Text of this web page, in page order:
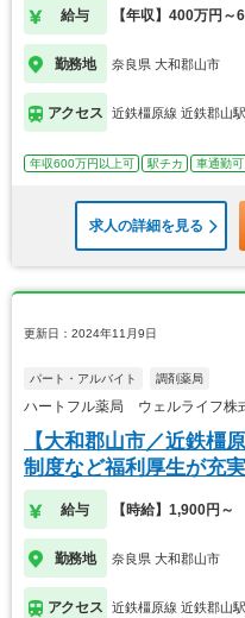
給与 【年収】400万円～
勤務地 奈良県 大和郡山市
アクセス 近鉄橿原線 近鉄郡山駅
年収600万円以上可 駅チカ 車通勤可
求人の詳細を見る
更新日：2024年11月9日
パート・アルバイト 調剤薬局
ハートフル薬局 ウェルライフ株
【大和郡山市／近鉄
制度など福利厚生が充
給与 【時給】1,900円～
勤務地 奈良県 大和郡山市
アクセス 近鉄橿原線 近鉄郡山駅